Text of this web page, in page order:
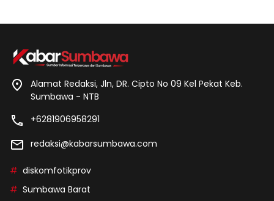
Alamat Redaksi, Jln, DR. Cipto No 09 Kel Pekat Keb.
Sumbawa - NTB
+6281906958291
redaksi@kabarsumbawa.com
diskomfotikprov
Sumbawa Barat